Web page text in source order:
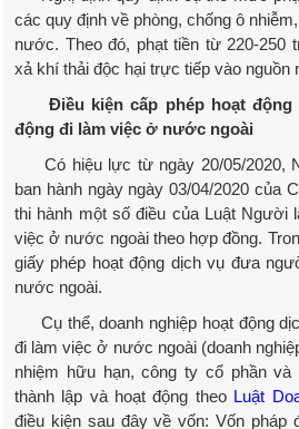
các quy định về phòng, chống ô
nước. Theo đó, phạt tiền từ 220-250
xả khí thải độc hại trực tiếp vào nguồn
Điều kiện cấp phép hoạt
động đi làm việc ở nước ngoài
Có hiệu lực từ ngày 20/05/2020,
ban hành ngày ngày 03/04/2020 của
thi hành một số điều của Luật Người
việc ở nước ngoài theo hợp đồng.
giấy phép hoạt động dịch vụ đưa
nước ngoài.
Cụ thể, doanh nghiệp hoạt động
đi làm việc ở nước ngoài (doanh
nhiệm hữu hạn, công ty cổ phần
thành lập và hoạt động theo Luật
điều kiện sau đây về vốn: Vốn pháp